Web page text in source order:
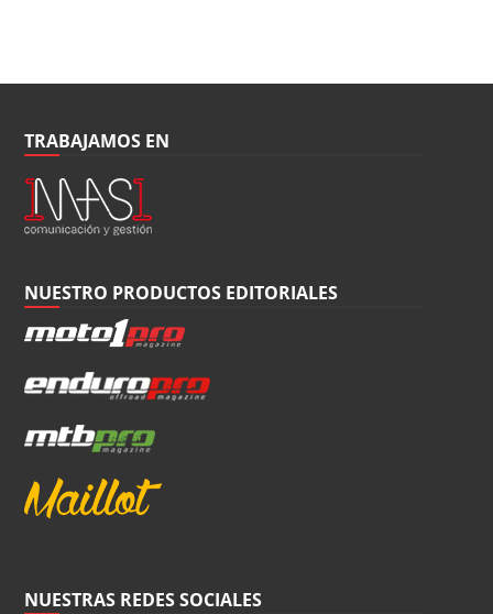
TRABAJAMOS EN
NUESTRO PRODUCTOS EDITORIALES
NUESTRAS REDES SOCIALES